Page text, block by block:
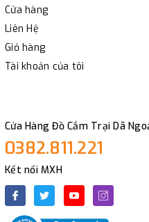
Cửa hàng
Liên Hệ
Giỏ hàng
Tài khoản của tôi
Cửa Hàng Đồ Cắm Trại Dã
0382.811.221
Kết nối MXH